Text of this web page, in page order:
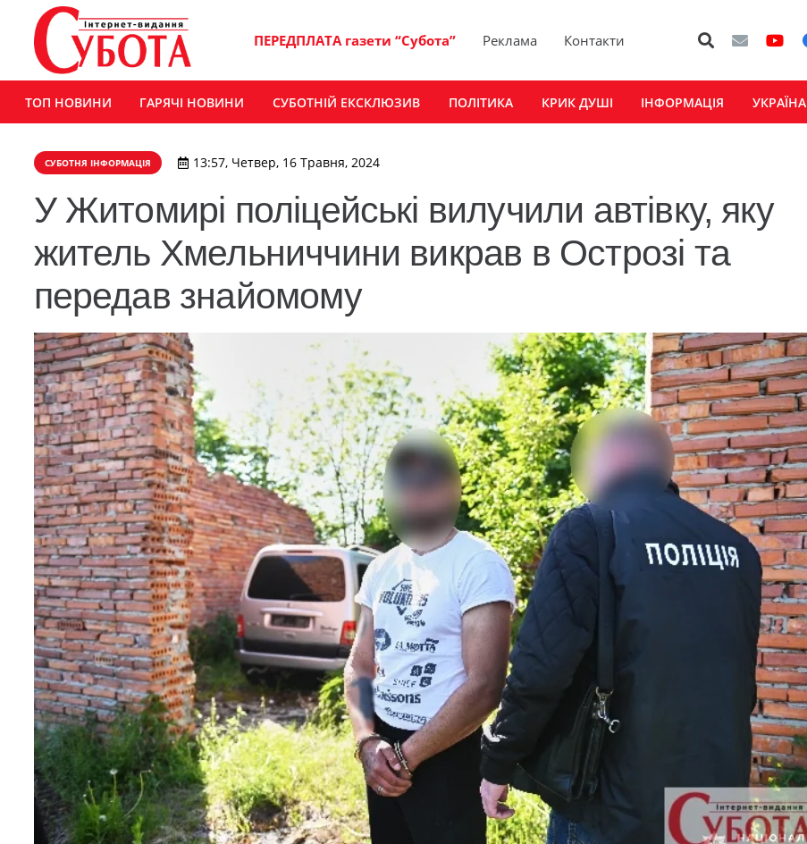
ПЕРЕДПЛАТА газети “Субота” Реклама Контакти
ТОП НОВИНИ ГАРЯЧІ НОВИНИ СУБОТНІЙ ЕКСКЛЮЗИВ ПОЛІТИКА КРИК ДУШІ ІНФОРМАЦІЯ УКРАЇНА
СУБОТНЯ ІНФОРМАЦІЯ 13:57, Четвер, 16 Травня, 2024
У Житомирі поліцейські вилучили автівку, яку
житель Хмельниччини викрав в Острозі та
передав знайомому